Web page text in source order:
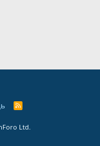
R
Ltd.